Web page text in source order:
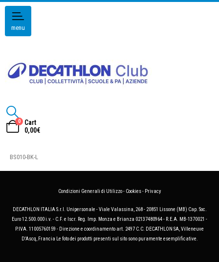
menu
0
Cart
0,00€
BS010-BK-L
Condizioni Generali di Utilizzo- Cookies- Privacy
DECATHLON ITALIA S.r.l. Unipersonale - Viale Valassina, 268 - 20851 Lissone (MB) Cap. Soc.
Euro 12.500.000 i.v. - C.F. e Iscr. Reg. Imp. Monza e Brianza 02137480964 - R.E.A. MB-1370021 -
P.IVA. 11005760159 - Direzione e coordinamento art. 2497 C.C. DECATHLON SA, Villeneuve
D'Ascq, Francia Le foto dei prodotti presenti sul sito sono puramente esemplificative.